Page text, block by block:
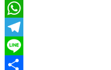
Twitter
WhatsApp
Telegram
Line